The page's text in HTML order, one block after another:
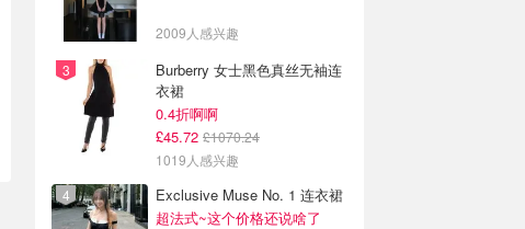
2009人感兴趣
Burberry 女士黑色真丝无袖连
衣裙
0.4折啊啊
£45.72 £1070.24
1019人感兴趣
Exclusive Muse No. 1 连衣裙
超法式~这个价格还说啥了